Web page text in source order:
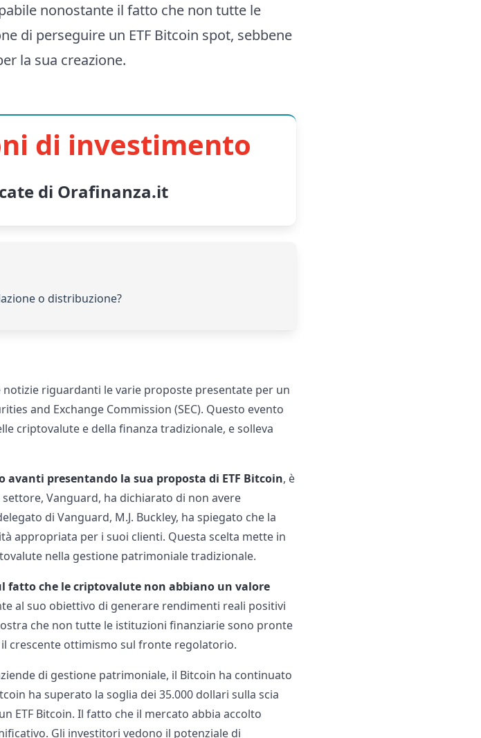
nonostante il fatto che non tutte le
di perseguire un ETF Bitcoin spot, sebbene
la sua creazione.
di investimento
di Orafinanza.it
o distribuzione?
riguardanti le varie proposte presentate per un
and Exchange Commission (SEC). Questo evento
criptovalute e della finanza tradizionale, e solleva
presentando la sua proposta di ETF Bitcoin, è
Vanguard, ha dichiarato di non avere
di Vanguard, M.J. Buckley, ha spiegato che la
appropriata per i suoi clienti. Questa scelta mette in
nella gestione patrimoniale tradizionale.
fatto che le criptovalute non abbiano un valore
al suo obiettivo di generare rendimenti reali positivi
che non tutte le istituzioni finanziarie sono pronte
crescente ottimismo sul fronte regolatorio.
di gestione patrimoniale, il Bitcoin ha continuato
ha superato la soglia dei 35.000 dollari sulla scia
ETF Bitcoin. Il fatto che il mercato abbia accolto
Gli investitori vedono il potenziale di